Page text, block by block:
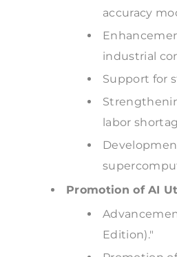
accuracy
industrial
Support for
labor
Promotion of AI
Edition)."